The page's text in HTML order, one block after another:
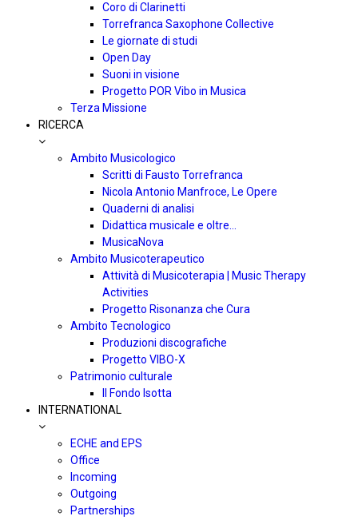
Coro di Clarinetti
Torrefranca Saxophone Collective
Le giornate di studi
Open Day
Suoni in visione
Progetto POR Vibo in Musica
Terza Missione
RICERCA
Ambito Musicologico
Scritti di Fausto Torrefranca
Nicola Antonio Manfroce, Le Opere
Quaderni di analisi
Didattica musicale e oltre…
MusicaNova
Ambito Musicoterapeutico
Attività di Musicoterapia | Music Therapy
Activities
Progetto Risonanza che Cura
Ambito Tecnologico
Produzioni discografiche
Progetto VIBO-X
Patrimonio culturale
Il Fondo Isotta
INTERNATIONAL
ECHE and EPS
Office
Incoming
Outgoing
Partnerships